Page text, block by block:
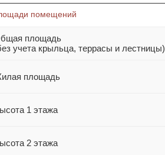
помещений
площадь
учета крыльца, террасы и лестницы)
площадь
1 этажа
2 этажа